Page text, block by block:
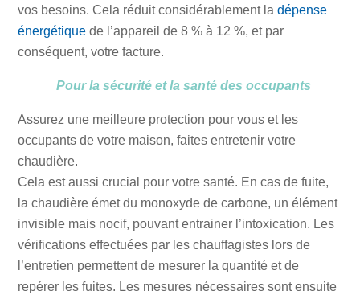
vos besoins. Cela réduit considérablement ladépense
énergétique de l’appareil de 8 % à 12 %, et par
conséquent, votre facture.
Pour la sécurité et la santé des occupants
Assurez une meilleure protection pour vous et les
occupants de votre maison, faites entretenir votre
chaudière.
Cela est aussi crucial pour votre santé. En cas de fuite,
la chaudière émet du monoxyde de carbone, un élément
invisible mais nocif, pouvant entrainer l’intoxication. Les
vérifications effectuées par les chauffagistes lors de
l’entretien permettent de mesurer la quantité et de
repérer les fuites. Les mesures nécessaires sont ensuite